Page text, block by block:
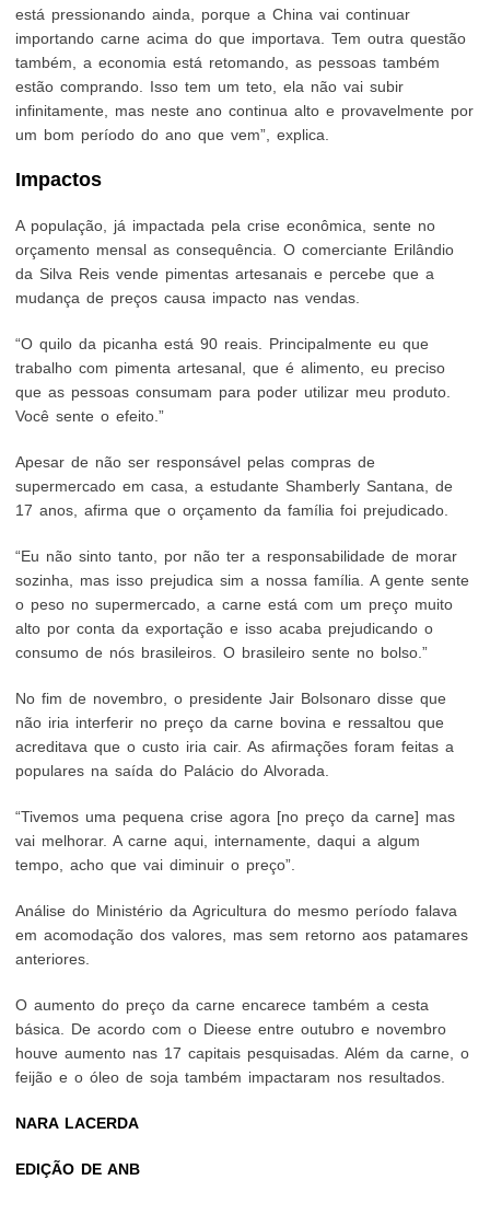
está pressionando ainda, porque a China vai continuar
importando carne acima do que importava. Tem outra questão
também, a economia está retomando, as pessoas também
estão comprando. Isso tem um teto, ela não vai subir
infinitamente, mas neste ano continua alto e provavelmente por
um bom período do ano que vem”, explica.
Impactos
A população, já impactada pela crise econômica, sente no
orçamento mensal as consequência. O comerciante Erilândio
da Silva Reis vende pimentas artesanais e percebe que a
mudança de preços causa impacto nas vendas.
“O quilo da picanha está 90 reais. Principalmente eu que
trabalho com pimenta artesanal, que é alimento, eu preciso
que as pessoas consumam para poder utilizar meu produto.
Você sente o efeito.”
Apesar de não ser responsável pelas compras de
supermercado em casa, a estudante Shamberly Santana, de
17 anos, afirma que o orçamento da família foi prejudicado.
“Eu não sinto tanto, por não ter a responsabilidade de morar
sozinha, mas isso prejudica sim a nossa família. A gente sente
o peso no supermercado, a carne está com um preço muito
alto por conta da exportação e isso acaba prejudicando o
consumo de nós brasileiros. O brasileiro sente no bolso.”
No fim de novembro, o presidente Jair Bolsonaro disse que
não iria interferir no preço da carne bovina e ressaltou que
acreditava que o custo iria cair. As afirmações foram feitas a
populares na saída do Palácio do Alvorada.
“Tivemos uma pequena crise agora [no preço da carne] mas
vai melhorar. A carne aqui, internamente, daqui a algum
tempo, acho que vai diminuir o preço”.
Análise do Ministério da Agricultura do mesmo período falava
em acomodação dos valores, mas sem retorno aos patamares
anteriores.
O aumento do preço da carne encarece também a cesta
básica. De acordo com o Dieese entre outubro e novembro
houve aumento nas 17 capitais pesquisadas. Além da carne, o
feijão e o óleo de soja também impactaram nos resultados.
NARA LACERDA
EDIÇÃO DE ANB